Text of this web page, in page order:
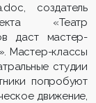
создатель
«Театр
даст мастер-
Мастер-классы
студии
попробуют
движение,